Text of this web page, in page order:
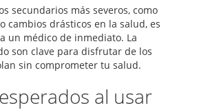
secundarios más severos, como
cambios drásticos en la salud, es
un médico de inmediato. La
son clave para disfrutar de los
sin comprometer tu salud.
al usar